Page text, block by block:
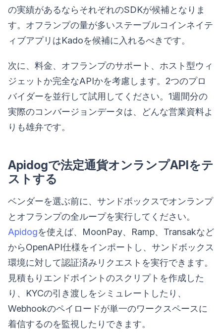
の実績があるならそれぞれのSDKが候補となりま
す。オフランプの量が多いステーブルコインネイテ
ィブアプリはKadoを候補に入れるべきです。
次に、料金、オフランプのサポート、ホスト型ウィ
ジェットか完全なAPIかを考慮します。2つのプロ
バイダーを並行して試用してください。1週間分の
実際のコンバージョンデータは、どんな営業資料よ
りも雄弁です。
Apidogで法定通貨オンランプAPIをテ
ストする
ベンダーを選ぶ前に、サンドボックスでオンランプ
とオフランプの全ループを実行してください。
Apidogを使えば、MoonPay、Ramp、Transakなど
からOpenAPI仕様をインポートし、サンドボックス
環境に対して認証済みリクエストを実行できます。
見積もりエンドポイントのスクリプトを作成した
り、KYCの引き渡しをシミュレートしたり、
Webhookのペイロードが単一のワークスペースに
着信するのを監視したりできます。